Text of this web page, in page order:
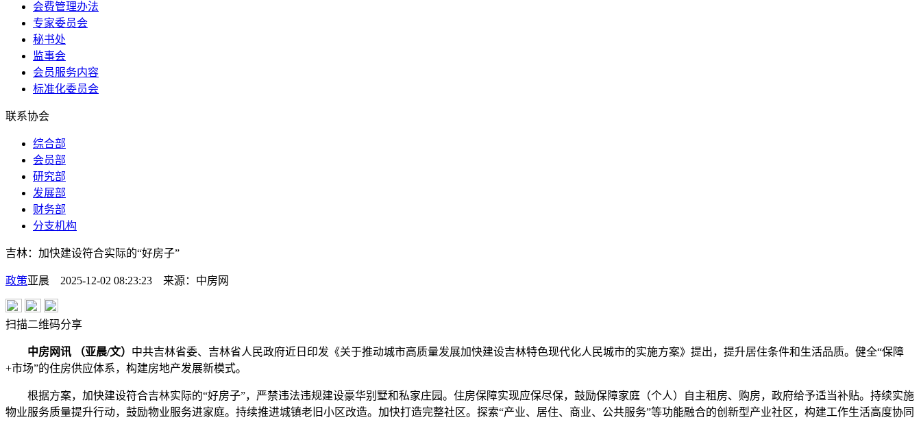
会费管理办法
专家委员会
秘书处
监事会
会员服务内容
标准化委员会
联系协会
综合部
会员部
研究部
发展部
财务部
分支机构
吉林：加快建设符合实际的“好房子”
政策亚晨 2025-12-02 08:23:23 来源： 中房网
扫描二维码分享
中房网讯 （亚晨/文） 中共吉林省委、吉林省人民政府近日印发《关于推动城市高质量发展加快建设吉林特色现代化人民城市的实施方案》提出，提升居住条件和生活品质。健全“保障
+市场”的住房供应体系，构建房地产发展新模式。
根据方案，加快建设符合吉林实际的“好房子”，严禁违法违规建设豪华别墅和私家庄园。住房保障实现应保尽保，鼓励保障家庭（个人）自主租房、购房，政府给予适当补贴。持续实施
物业服务质量提升行动，鼓励物业服务进家庭。持续推进城镇老旧小区改造。加快打造完整社区。探索“产业、居住、商业、公共服务”等功能融合的创新型产业社区，构建工作生活高度协同